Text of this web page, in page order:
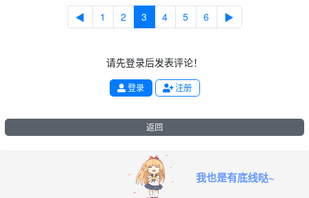
◀ 1 2 3 4 5 6 ▶
请先登录后发表评论！
登录 注册
返回
我也是有底线哒~